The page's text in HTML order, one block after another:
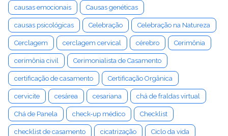
causas emocionais Causas genéticas
causas psicológicas Celebração Celebração na Natureza
Cerclagem cerclagem cervical cérebro Cerimônia
cerimônia civil Cerimonialista de Casamento
certificação de casamento Certificação Orgânica
cervicite cesárea cesariana chá de fraldas virtual
Chá de Panela check-up médico Checklist
checklist de casamento cicatrização Ciclo da vida